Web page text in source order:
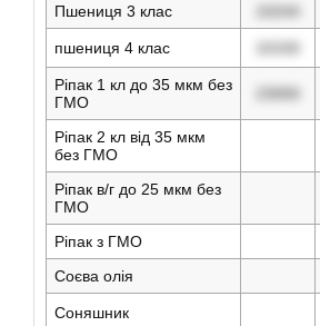
Пшениця 3 клас
10244
пшениця 4 клас 10150
Ріпак 1 кл до 35 мкм без
ГМО
23000
Ріпак 2 кл від 35 мкм
без ГМО
Ріпак в/г до 25 мкм без
ГМО
Ріпак з ГМО
Соєва олія
Соняшник